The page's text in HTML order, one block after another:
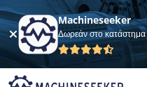
Machineseeker
Δωρεάν στο κατάστημα